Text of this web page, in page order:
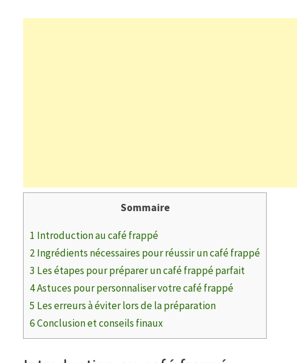
Sommaire
1 Introduction au café frappé
2 Ingrédients nécessaires pour réussir un café frappé
3 Les étapes pour préparer un café frappé parfait
4Astuces pour personnaliser votre café frappé
5 Les erreurs à éviter lors de la préparation
6Conclusion et conseils finaux